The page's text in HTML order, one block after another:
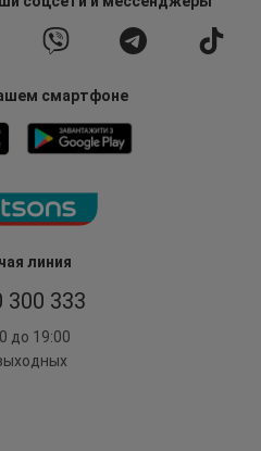
линия
300 333
до 19:00
смартфоне